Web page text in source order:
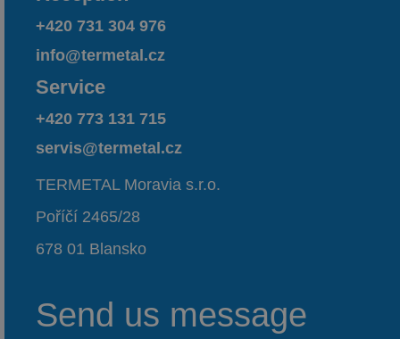
+420 731 304 976
info@termetal.cz
Service
+420 773 131 715
servis@termetal.cz
TERMETAL Moravia s.r.o.
Poříčí 2465/28
678 01 Blansko
Send us message